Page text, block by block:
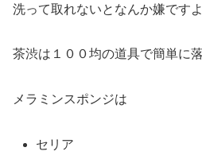
洗って取れないとなんか嫌ですよ
茶渋は１００均の道具で簡単に
メラミンスポンジは
セリア